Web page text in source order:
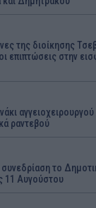
της διοίκησης
επιπτώσεις στην
ραντεβού
το
11 Αυγούστου